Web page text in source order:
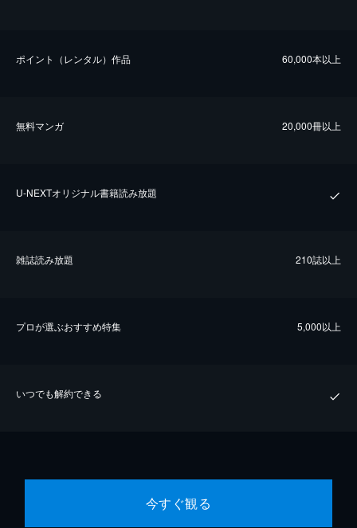
ポイント（レンタル）作品 60,000本以上
無料マンガ 20,000冊以上
U-NEXTオリジナル書籍読み放題
雑誌読み放題 210誌以上
プロが選ぶおすすめ特集 5,000以上
いつでも解約できる
今すぐ観る